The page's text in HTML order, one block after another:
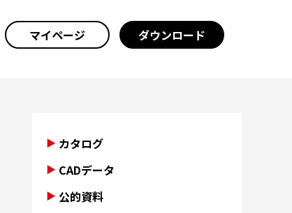
マイページ ダウンロード
カタログ
CADデータ
公的資料